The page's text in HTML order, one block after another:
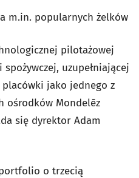
m.in. popularnych żelków
pilotażowej
uzupełniającej
jako jednego z
ośrodków Mondelēz
się dyrektor Adam
o trzecią